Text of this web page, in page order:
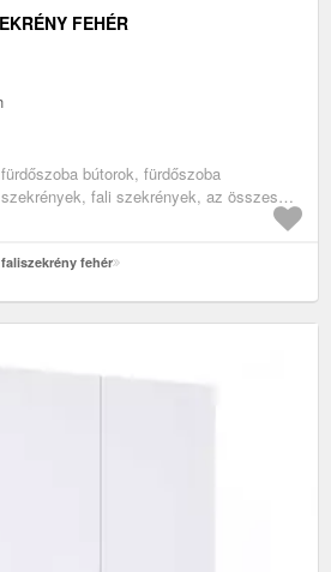
FEHÉR
bútorok, fürdőszoba
fali szekrények, az összes
komódok
fehér